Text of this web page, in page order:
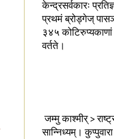
केन्द्रसर्वकारः
प्रथमं ब्रोड्गेज्
३४५ कोटिरुप्यकाणां
वर्तते।
जम्मु काश्मीर् >
सान्निध्यम्।